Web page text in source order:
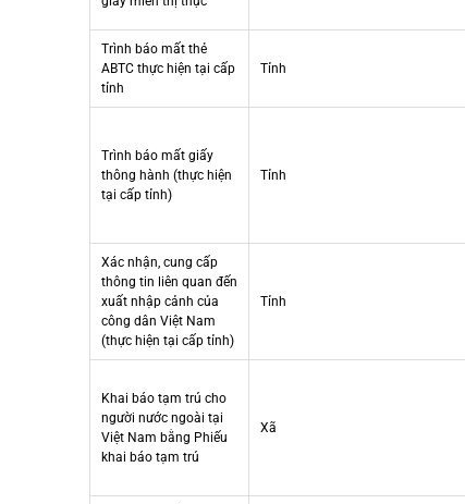
Trình báo mất thẻ
ABTC thực hiện tại cấp
tỉnh
Tỉnh
Trình báo mất giấy
thông hành (thực hiện
tại cấp tỉnh)
Tỉnh
Xác nhận, cung cấp
thông tin liên quan đến
xuất nhập cảnh của
công dân Việt Nam
(thực hiện tại cấp tỉnh)
Tỉnh
Khai báo tạm trú cho
người nước ngoài tại
Việt Nam bằng Phiếu
khai báo tạm trú
Xã